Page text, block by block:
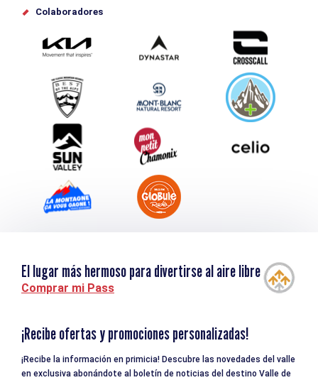
Offices de tourisme
Envíe su evento
Service groupes et séminaires
Descargar
Turismo y discapacidad
Colaboradores
El lugar más hermoso para divertirse al aire libre
Comprar mi Pass
¡Recibe ofertas y promociones personalizadas!
¡Recibe la información en primicia! Descubre las novedades del valle
en exclusiva abonándote al boletín de noticias del destino Valle de